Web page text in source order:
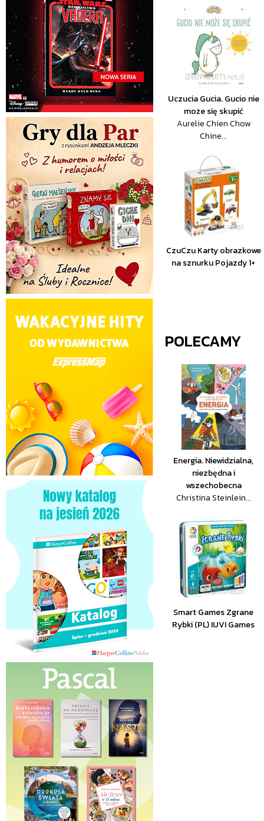
Uczucia Gucia. Gucio nie
może się skupić
Aurelie Chien Chow
Chine...
CzuCzu Karty obrazkowe
na sznurku Pojazdy 1+
POLECAMY
Energia. Niewidzialna,
niezbędna i
wszechobecna
Christina Steinlein...
Smart Games Zgrane
Rybki (PL) IUVI Games